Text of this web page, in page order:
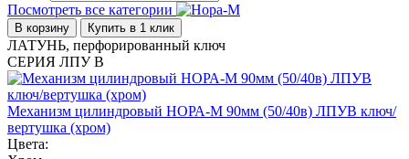
Посмотреть все категории
В корзину Купить в 1 клик
ЛАТУНЬ, перфорированный ключ
СЕРИЯ ЛПУ В
Механизм цилиндровый НОРА-М 90мм (50/40в) ЛПУВ ключ/
вертушка (хром)
Цвета: